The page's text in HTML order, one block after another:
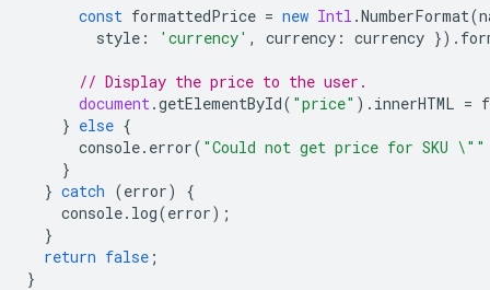
const formattedPrice = new Intl .NumberFormat(
style : 'currency' , currency : currency }).
// Display the price to the user.
document.getElementById( "price" ). innerHTML =
} else {
console. error( "Could not get price for SKU \""
}
} catch (error)
{
console. log(error);
}
return false ;
}